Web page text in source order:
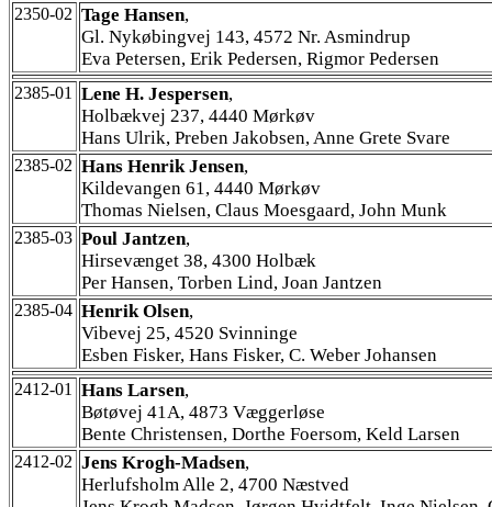
2350-02 Tage Hansen,
Gl. Nykøbingvej 143, 4572 Nr. Asmindrup
Eva Petersen, Erik Pedersen, Rigmor Pedersen
2385-01 Lene H. Jespersen,
Holbækvej 237, 4440 Mørkøv
Hans Ulrik, Preben Jakobsen, Anne Grete Svare
2385-02 Hans Henrik Jensen,
Kildevangen 61, 4440 Mørkøv
Thomas Nielsen, Claus Moesgaard, John Munk
2385-03 Poul Jantzen,
Hirsevænget 38, 4300 Holbæk
Per Hansen, Torben Lind, Joan Jantzen
2385-04 Henrik Olsen,
Vibevej 25, 4520 Svinninge
Esben Fisker, Hans Fisker, C. Weber Johansen
2412-01 Hans Larsen,
Bøtøvej 41A, 4873 Væggerløse
Bente Christensen, Dorthe Foersom, Keld Larsen
2412-02 Jens Krogh-Madsen,
Herlufsholm Alle 2, 4700 Næstved